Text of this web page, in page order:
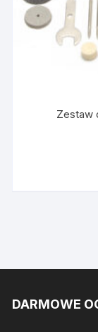
Zestaw
DARMOWE